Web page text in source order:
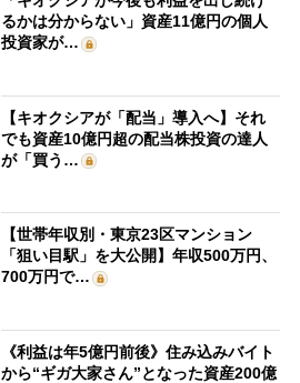
るかは分からない」資産11億円の個人
投資家が…
【キオクシアが「配当」導入へ】それ
でも資産10億円超の配当株投資の達人
が「買う…
【世帯年収別・東京23区マンション
「狙い目駅」を大公開】年収500万円、
700万円で…
《利益は年5億円前後》住み込みバイト
から“ギガ大家さん”となった資産200億